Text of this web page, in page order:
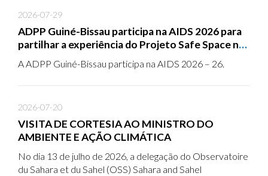
2026-07-29
ADPP Guiné-Bissau participa na AIDS 2026 para
partilhar a experiência do Projeto Safe Space na
A ADPP Guiné-Bissau participa na AIDS 2026 – 26.
2026-07-20
VISITA DE CORTESIA AO MINISTRO DO
AMBIENTE E AÇÃO CLIMÁTICA
No dia 13 de julho de 2026, a delegação do Observatoire
du Sahara et du Sahel (OSS) Sahara and Sahel